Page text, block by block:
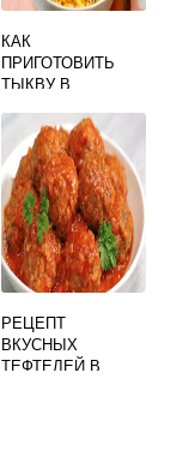
КАК
ПРИГОТОВИТЬ
ТЫКВУ В
КУСОЧКАМИ БЕЗ
САХАРА БЫСТРО
И ВКУСНО
РЕЦЕПТ
ВКУСНЫХ
ТЕФТЕЛЕЙ В